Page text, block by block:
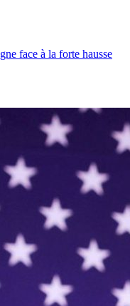
face à la forte hausse